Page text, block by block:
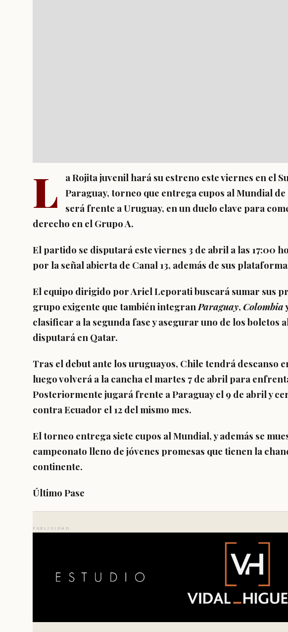
L
a Rojita juvenil hará su estreno este viernes en el
Paraguay, torneo que entrega cupos al Mundial
será frente a Uruguay, en un duelo clave para
derecho en el Grupo A.
El partido se disputará este viernes 3 de abril a las 17:00
por la señal abierta de Canal 13, además de sus
El equipo dirigido por Ariel Leporati buscará sumar sus
grupo exigente que también integranParaguay, Colombia
clasificar a la segunda fase y asegurar uno de los boletos
disputará en Qatar.
Tras el debut ante los uruguayos, Chile tendrá descanso
luego volverá a la cancha el martes 7 de abril para
Posteriormente jugará frente a Paraguay el 9 de abril y
contra Ecuador el 12 del mismo mes.
El torneo entrega siete cupos al Mundial, y además se
campeonato lleno de jóvenes promesas que tienen la
continente.
Último Pase
PUBLICIDAD